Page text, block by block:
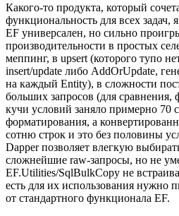
Какого-то продукта, который
функциональность для всех задач,
EF универсален, но сильно
производительности в простых
меппинг, в upsert (которого тупо
insert/update либо AddOrUpdate,
на каждый Entity), в сложности
больших запросов (для сравнения,
кучи условий заняло примерно 70
форматирования, а
сотню строк и это без половины
Dapper позволяет влегкую
сложнейшие raw-запросы, но не
EF.Utilities/SqlBulkCopy не
есть для их использования нужно
от стандартного функционала EF.